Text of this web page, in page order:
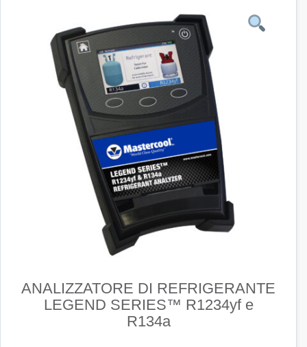
ANALIZZATORE DI REFRIGERANTE
LEGEND SERIES™ R1234yf e
R134a